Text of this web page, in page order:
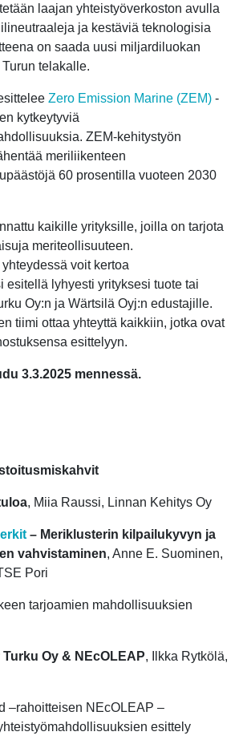
laajan yhteistyöverkoston avulla
ja kestäviä teknologisia
on saada uusi miljardiluokan
telakalle.
Zero Emission Marine (ZEM) -
kytkeytyviä
ZEM-kehitystyön
meriliikenteen
60 prosentilla vuoteen 2030
kaikille yrityksille, joilla on tarjota
meriteollisuuteen.
yhteydessä voit kertoa
esitellä lyhyesti yrityksesi tuote tai
Oy:n ja Wärtsilä Oyj:n edustajille.
tiimi ottaa yhteyttä kaikkiin, jotka ovat
esittelyyn.
3.3.2025 mennessä.
, Miia Raussi, Linnan Kehitys Oy
– Meriklusterin kilpailukyvyn ja
vahvistaminen, Anne E. Suominen,
Pori
tarjoamien mahdollisuuksien
Turku Oy & NEcOLEAP, Ilkka Rytkölä,
–rahoitteisen NEcOLEAP –
esittely